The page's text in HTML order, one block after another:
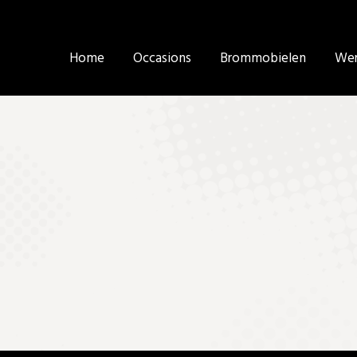
Home Occasions Brommobielen
Home Occasions Brommobielen